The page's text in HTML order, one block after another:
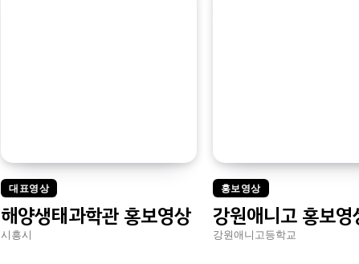
대표영상
해양생태과학관 홍보영상
시흥시
홍보영상
강원애니고 홍보영
강원애니고등학교